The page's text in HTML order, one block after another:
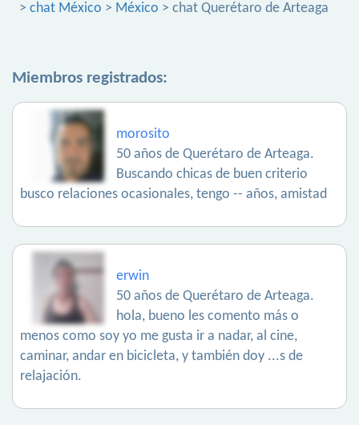
> chat México > México > chat Querétaro de Arteaga
Miembros registrados:
morosito
50 años de Querétaro de Arteaga.
Buscando chicas de buen criterio
busco relaciones ocasionales, tengo -- años, amistad
erwin
50 años de Querétaro de Arteaga.
hola, bueno les comento más o
menos como soy yo me gusta ir a nadar, al cine,
caminar, andar en bicicleta, y también doy ...s de
relajación.